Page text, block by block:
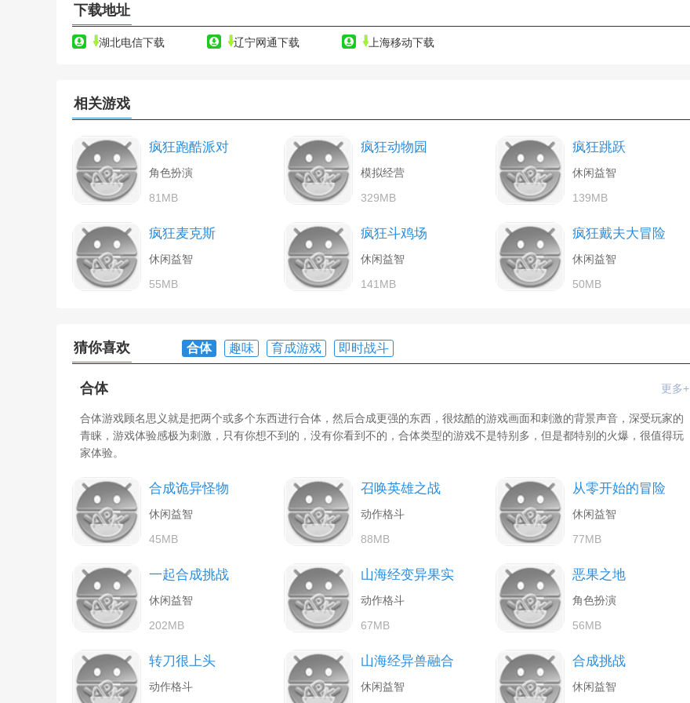
下载地址
湖北电信下载 辽宁网通下载 上海移动下载
相关游戏
疯狂跑酷派对
角色扮演
81MB
疯狂动物园
模拟经营
329MB
疯狂跳跃
休闲益智
139MB
疯狂麦克斯
休闲益智
55MB
疯狂斗鸡场
休闲益智
141MB
疯狂戴夫大冒险
休闲益智
50MB
猜你喜欢 合体 趣味 育成游戏 即时战斗
合体 更多+
合体游戏顾名思义就是把两个或多个东西进行合体，然后合成更强的东西，很炫酷的游戏画面和刺激的背景声音，深受玩家的
青睐，游戏体验感极为刺激，只有你想不到的，没有你看到不的，合体类型的游戏不是特别多，但是都特别的火爆，很值得玩
家体验。
合成诡异怪物
休闲益智
45MB
召唤英雄之战
动作格斗
88MB
从零开始的冒险
休闲益智
77MB
一起合成挑战
休闲益智
202MB
山海经变异果实
动作格斗
67MB
恶果之地
角色扮演
56MB
转刀很上头
动作格斗
山海经异兽融合
休闲益智
合成挑战
休闲益智